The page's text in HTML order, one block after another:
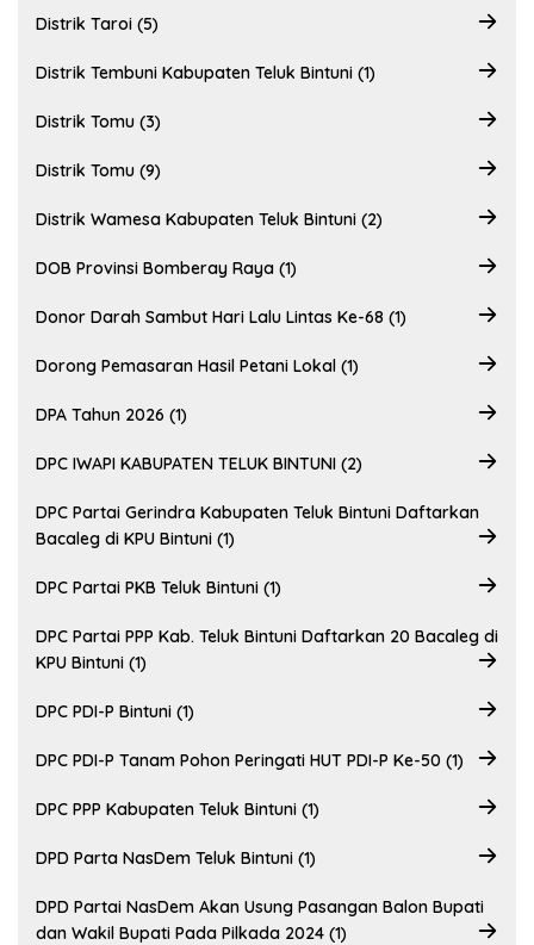
Distrik Taroi (5)
Distrik Tembuni Kabupaten Teluk Bintuni (1)
Distrik Tomu (3)
Distrik Tomu (9)
Distrik Wamesa Kabupaten Teluk Bintuni (2)
DOB Provinsi Bomberay Raya (1)
Donor Darah Sambut Hari Lalu Lintas Ke-68 (1)
Dorong Pemasaran Hasil Petani Lokal (1)
DPA Tahun 2026 (1)
DPC IWAPI KABUPATEN TELUK BINTUNI (2)
DPC Partai Gerindra Kabupaten Teluk Bintuni Daftarkan
Bacaleg di KPU Bintuni (1)
DPC Partai PKB Teluk Bintuni (1)
DPC Partai PPP Kab. Teluk Bintuni Daftarkan 20 Bacaleg di
KPU Bintuni (1)
DPC PDI-P Bintuni (1)
DPC PDI-P Tanam Pohon Peringati HUT PDI-P Ke-50 (1)
DPC PPP Kabupaten Teluk Bintuni (1)
DPD Parta NasDem Teluk Bintuni (1)
DPD Partai NasDem Akan Usung Pasangan Balon Bupati
dan Wakil Bupati Pada Pilkada 2024 (1)